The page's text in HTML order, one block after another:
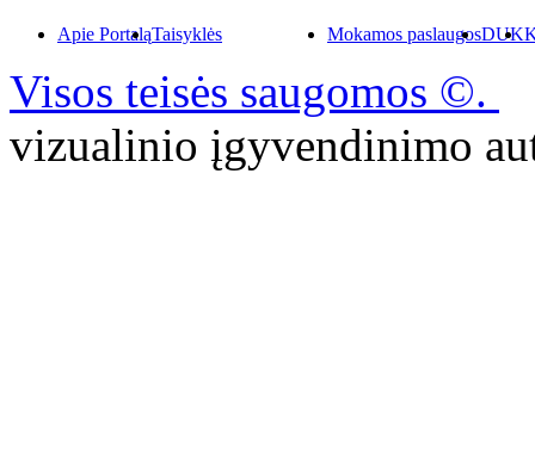
Apie PortaląTaisyklės Mokamos paslaugosDUK
Visos teisės saugomos ©.
vizualinio įgyvendinimo